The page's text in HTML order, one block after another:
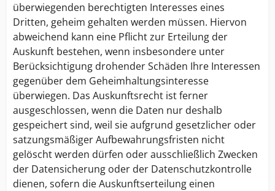
überwiegenden berechtigten Interesses eines
Dritten, geheim gehalten werden müssen. Hiervon
abweichend kann eine Pflicht zur Erteilung der
Auskunft bestehen, wenn insbesondere unter
Berücksichtigung drohender Schäden Ihre Interessen
gegenüber dem Geheimhaltungsinteresse
überwiegen. Das Auskunftsrecht ist ferner
ausgeschlossen, wenn die Daten nur deshalb
gespeichert sind, weil sie aufgrund gesetzlicher oder
satzungsmäßiger Aufbewahrungsfristen nicht
gelöscht werden dürfen oder ausschließlich Zwecken
der Datensicherung oder der Datenschutzkontrolle
dienen, sofern die Auskunftserteilung einen